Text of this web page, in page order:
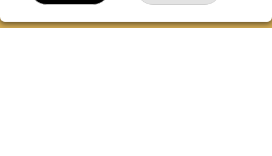
Política de Privacidad
Condiciones de Compra